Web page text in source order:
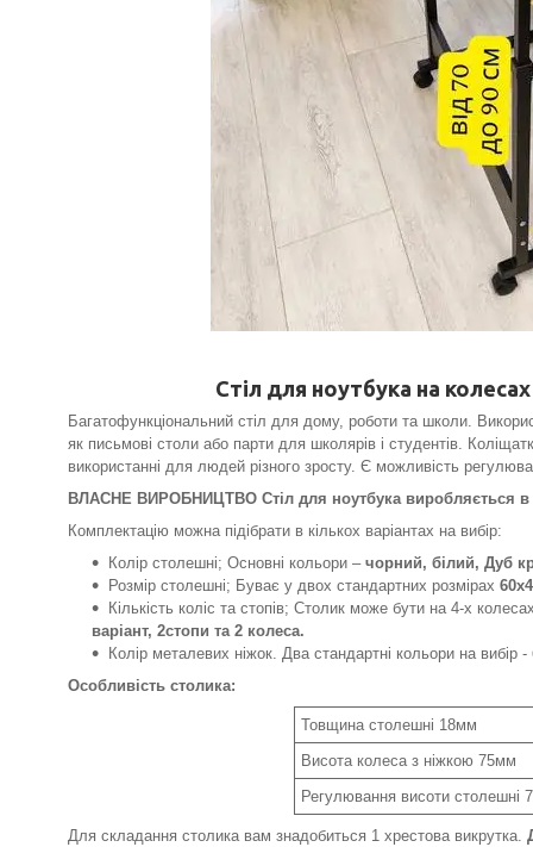
Стіл для ноутбука на
Багатофункціональний стіл для дому, роботи та школи.
як письмові столи або парти для школярів і студентів.
використанні для людей різного зросту. Є можливість
ВЛАСНЕ ВИРОБНИЦТВО Стіл для ноутбука виробляється в
Комплектацію можна підібрати в кількох варіантах на вибір:
Колір столешні; Основні кольори – чорний, білий, Дуб
Розмір столешні; Буває у двох стандартних розмірах
Кількість коліс та стопів; Столик може бути на 4-х
варіант, 2стопи та 2 колеса.
Колір металевих ніжок. Два стандартні кольори на вибір -
Особливість столика:
Товщина столешні 18мм
Висота колеса з ніжкою 75мм
Регулювання висоти столешні
Для складання столика вам знадобиться 1 хрестова викрутка.